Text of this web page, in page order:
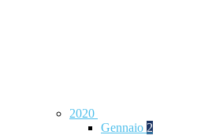
2020
Gennaio 2